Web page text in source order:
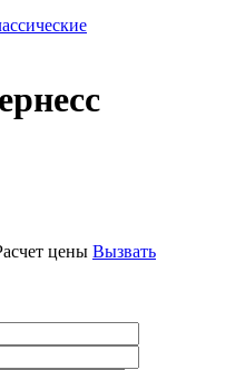
цены Вызвать